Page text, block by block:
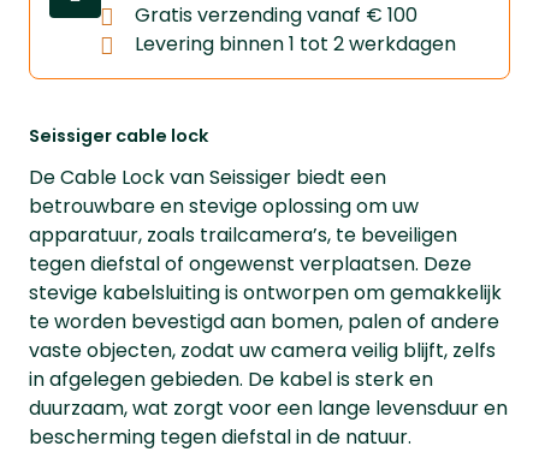
Seissiger cable lock
De Cable Lock van Seissiger biedt een
betrouwbare en stevige oplossing om uw
apparatuur, zoals trailcamera’s, te beveiligen
tegen diefstal of ongewenst verplaatsen. Deze
stevige kabelsluiting is ontworpen om gemakkelijk
te worden bevestigd aan bomen, palen of andere
vaste objecten, zodat uw camera veilig blijft, zelfs
in afgelegen gebieden. De kabel is sterk en
duurzaam, wat zorgt voor een lange levensduur en
bescherming tegen diefstal in de natuur.
Gratis verzending vanaf € 100
Levering binnen 1 tot 2 werkdagen